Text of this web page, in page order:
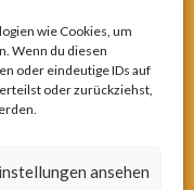
wie Cookies, um
Wenn du diesen
oder eindeutige IDs auf
oder zurückziehst,
ansehen